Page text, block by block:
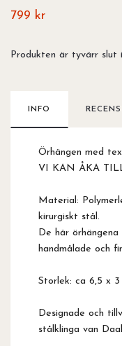
799 kr
Produkten är tyvärr slut
INFO
Örhängen med
VI KAN ÅKA
Material:
kirurgiskt stål.
De här
handmålade och
Storlek: ca 6,5 x 3
Designade och
stålklinga van Daal